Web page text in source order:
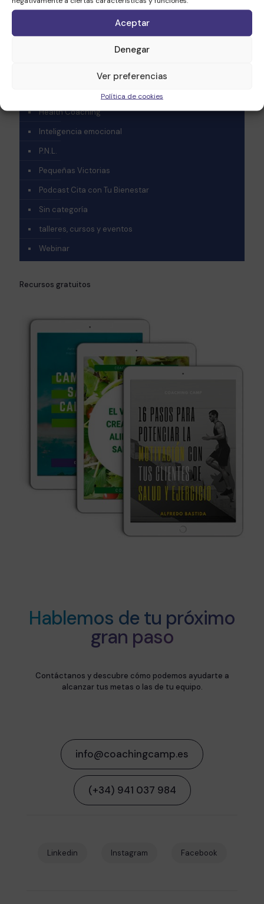
Aceptar
Denegar
Ver preferencias
Política de cookies
Emprendimiento
Fitness coaching – Coaching salud
Fitness coaching, Webinar
Health Coaching
Inteligencia emocional
P.N.L.
Pequeñas Victorias
Podcast Cita con Tu Bienestar
Sin categoría
talleres, cursos y eventos
Webinar
Recursos gratuitos
Hablemos de tu próximo
gran paso
Contáctanos y descubre cómo podemos ayudarte a
alcanzar tus metas o las de tu equipo.
info@coachingcamp.es
(+34) 941 037 984
Linkedin Instagram Facebook